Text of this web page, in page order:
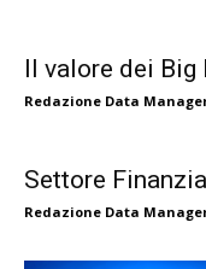
Il valore dei
Redazione Data
Settore
Redazione Data